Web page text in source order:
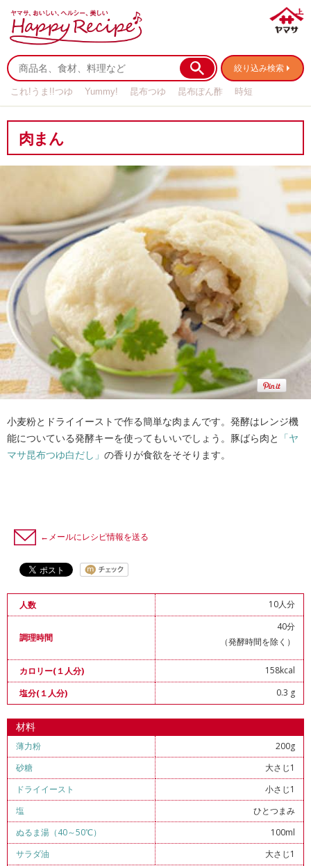
絞り込み検索
これ!うま!!つゆ Yummy! 昆布つゆ 昆布ぽん酢
時短
肉まん
小麦粉とドライイーストで作る簡単な肉まんです。発酵はレンジ機
能についている発酵キーを使ってもいいでしょう。豚ばら肉と 「ヤ
マサ昆布つゆ白だし」 の香りが食欲をそそります。
←メールにレシピ情報を送る
人数 10人分
調理時間
40分
（発酵時間を除く）
カロリー(１人分)
158kcal
塩分(１人分)
0.3 g
材料
薄力粉
200g
砂糖
大さじ1
ドライイースト
小さじ1
塩
ひとつまみ
ぬるま湯（40～50℃）
100ml
サラダ油
大さじ1